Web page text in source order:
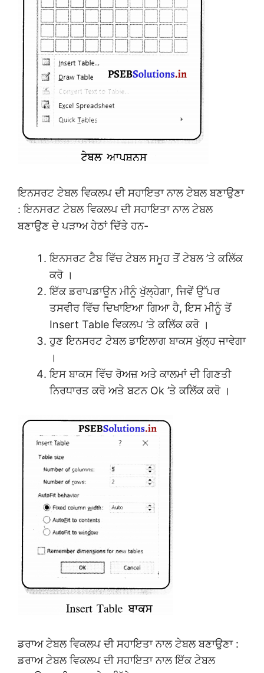
ਇਨਸਰਟ ਟੇਬਲ ਵਿਕਲਪ ਦੀ ਸਹਾਇਤਾ ਨਾਲ ਟੇਬਲ ਬਣਾਉਣਾ
: ਇਨਸਰਟ ਟੇਬਲ ਵਿਕਲਪ ਦੀ ਸਹਾਇਤਾ ਨਾਲ ਟੇਬਲ
ਬਣਾਉਣ ਦੇ ਪੜਾਅ ਹੇਠਾਂ ਦਿੱਤੇ ਹਨ-
ਇਨਸਰਟ ਟੈਬ ਵਿੱਚ ਟੇਬਲ ਸਮੂਹ ਤੋਂ ਟੇਬਲ ’ਤੇ ਕਲਿੱਕ
ਕਰੋ ।
ਇੱਕ ਡਰਾਪਡਾਊਨ ਮੀਨੂੰ ਖੁੱਲ੍ਹੇਗਾ, ਜਿਵੇਂ ਉੱਪਰ
ਤਸਵੀਰ ਵਿੱਚ ਦਿਖਾਇਆ ਗਿਆ ਹੈ, ਇਸ ਮੀਨੂੰ ਤੋਂ
Insert Table ਵਿਕਲਪ ’ਤੇ ਕਲਿੱਕ ਕਰੋ ।
ਹੁਣ ਇਨਸਰਟ ਟੇਬਲ ਡਾਇਲਾਗ ਬਾਕਸ ਖੁੱਲ੍ਹ ਜਾਵੇਗਾ
।
ਇਸ ਬਾਕਸ ਵਿੱਚ ਰੋਅਜ਼ ਅਤੇ ਕਾਲਮਾਂ ਦੀ ਗਿਣਤੀ
ਨਿਰਧਾਰਤ ਕਰੋ ਅਤੇ ਬਟਨ Ok ’ਤੇ ਕਲਿੱਕ ਕਰੋ ।
ਡਰਾਅ ਟੇਬਲ ਵਿਕਲਪ ਦੀ ਸਹਾਇਤਾ ਨਾਲ ਟੇਬਲ ਬਣਾਉਣਾ :
ਡਰਾਅ ਟੇਬਲ ਵਿਕਲਪ ਦੀ ਸਹਾਇਤਾ ਨਾਲ ਇੱਕ ਟੇਬਲ